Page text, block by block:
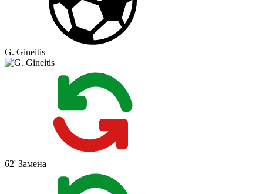
G. Gineitis
62' Замена